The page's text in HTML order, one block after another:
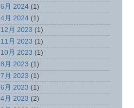
6月 2024 (1)
4月 2024 (1)
12月 2023 (1)
11月 2023 (1)
10月 2023 (1)
8月 2023 (1)
7月 2023 (1)
6月 2023 (1)
4月 2023 (2)